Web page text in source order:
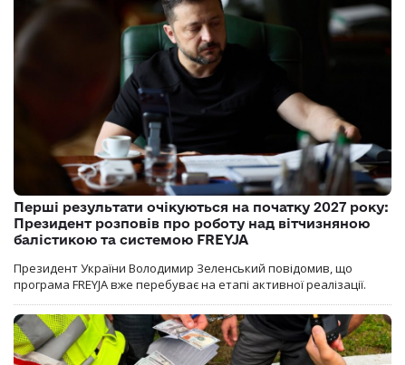
Перші результати очікуються на початку 2027 року:
Президент розповів про роботу над вітчизняною
балістикою та системою FREYJA
Президент України Володимир Зеленський повідомив, що
програма FREYJA вже перебуває на етапі активної реалізації.